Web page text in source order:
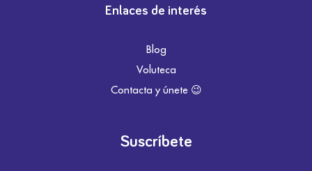
Enlaces de interés
Blog
Voluteca
Contacta y únete 😉
Suscríbete